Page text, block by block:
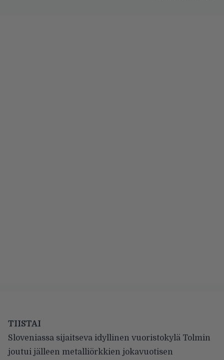
TIISTAI
Sloveniassa sijaitseva idyllinen vuoristokylä Tolmin
joutui jälleen metalliörkkien jokavuotisen